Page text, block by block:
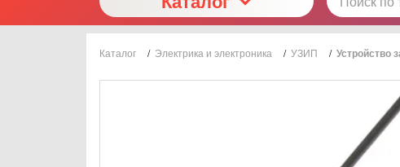
Каталог / Электрика и электроника / УЗИП / Устройство